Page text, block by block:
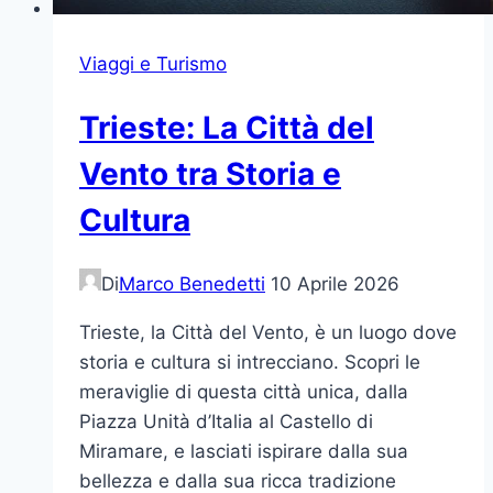
Viaggi e Turismo
Trieste: La Città del
Vento tra Storia e
Cultura
DiMarco Benedetti 10 Aprile 2026
Trieste, la Città del Vento, è un luogo dove
storia e cultura si intrecciano. Scopri le
meraviglie di questa città unica, dalla
Piazza Unità d’Italia al Castello di
Miramare, e lasciati ispirare dalla sua
bellezza e dalla sua ricca tradizione